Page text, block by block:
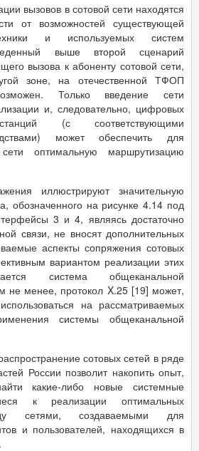
вызовов в сотовой сети находятся
от возможностей существующей
и используемых систем
выше второй сценарий
вызова к абоненту сотовой сети,
зоне, на отечественной ТФОП
Только введение сети
и, следовательно, цифровых
(с соответствующими
может обеспечить для
оптимальную маршрутизацию
иллюстрируют значительную
обозначенного на рисунке 4.14 под
3 и 4, являясь достаточно
связи, не вносят дополнительных
аспекты сопряжения сотовых
вариантом реализации этих
система общеканальной
не менее, протокол X.25 [19] может,
на рассматриваемых
системы общеканальной
сотовых сетей в ряде
России позволит накопить опыт,
какие-либо новые системные
к реализации оптимальных
сетями, создаваемыми для
и пользователей, находящихся в